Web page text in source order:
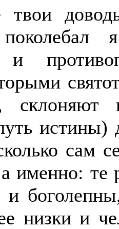
твои
и
сам
именно: те
низки и